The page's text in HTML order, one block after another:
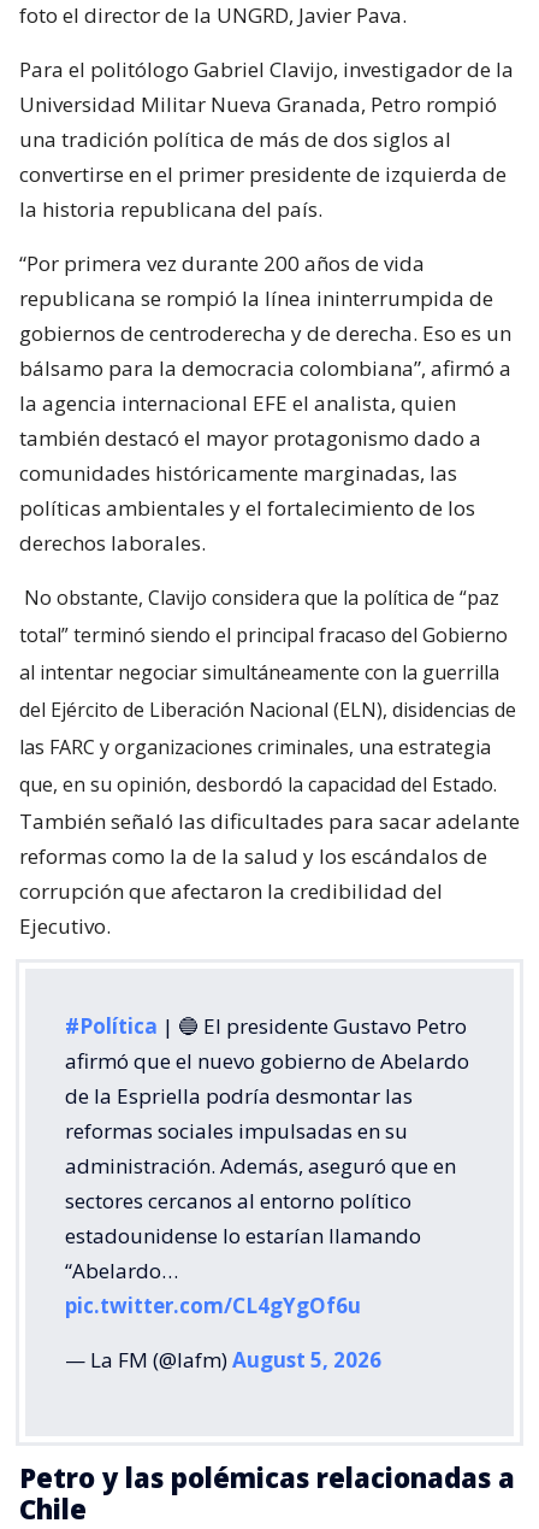
foto el director de la UNGRD, Javier Pava.
Para el politólogo Gabriel Clavijo, investigador de la
Universidad Militar Nueva Granada, Petro rompió
una tradición política de más de dos siglos al
convertirse en el primer presidente de izquierda de
la historia republicana del país.
“Por primera vez durante 200 años de vida
republicana se rompió la línea ininterrumpida de
gobiernos de centroderecha y de derecha. Eso es un
bálsamo para la democracia colombiana”, afirmó a
la agencia internacional EFE el analista, quien
también destacó el mayor protagonismo dado a
comunidades históricamente marginadas, las
políticas ambientales y el fortalecimiento de los
derechos laborales.
No obstante, Clavijo considera que la política de “paz
total” terminó siendo el principal fracaso del Gobierno
al intentar negociar simultáneamente con la guerrilla
del Ejército de Liberación Nacional (ELN), disidencias de
las FARC y organizaciones criminales, una estrategia
que, en su opinión, desbordó la capacidad del Estado.
También señaló las dificultades para sacar adelante
reformas como la de la salud y los escándalos de
corrupción que afectaron la credibilidad del
Ejecutivo.
#Política | 🔵 El presidente Gustavo Petro
afirmó que el nuevo gobierno de Abelardo
de la Espriella podría desmontar las
reformas sociales impulsadas en su
administración. Además, aseguró que en
sectores cercanos al entorno político
estadounidense lo estarían llamando
“Abelardo…
pic.twitter.com/CL4gYgOf6u
— La FM (@lafm)August 5, 2026
Petro y las polémicas relacionadas a
Chile